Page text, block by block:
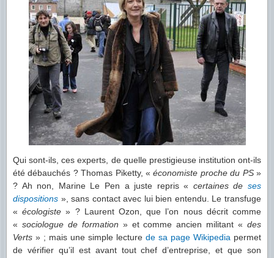
Qui sont-ils, ces experts, de quelle prestigieuse institution ont-ils
été débauchés ? Thomas Piketty, «économiste proche du PS»
? Ah non, Marine Le Pen a juste repris « certaines deses
dispositions », sans contact avec lui bien entendu. Le transfuge
« écologiste» ? Laurent Ozon, que l’on nous décrit comme
« sociologue de formation » et comme ancien militant «des
Verts » ; mais une simple lecture de sa page Wikipedia permet
de vérifier qu’il est avant tout chef d’entreprise, et que son